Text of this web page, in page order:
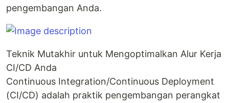
pengembangan Anda.
Teknik Mutakhir untuk Mengoptimalkan Alur Kerja
CI/CD Anda
Continuous Integration/Continuous Deployment
(CI/CD) adalah praktik pengembangan perangkat